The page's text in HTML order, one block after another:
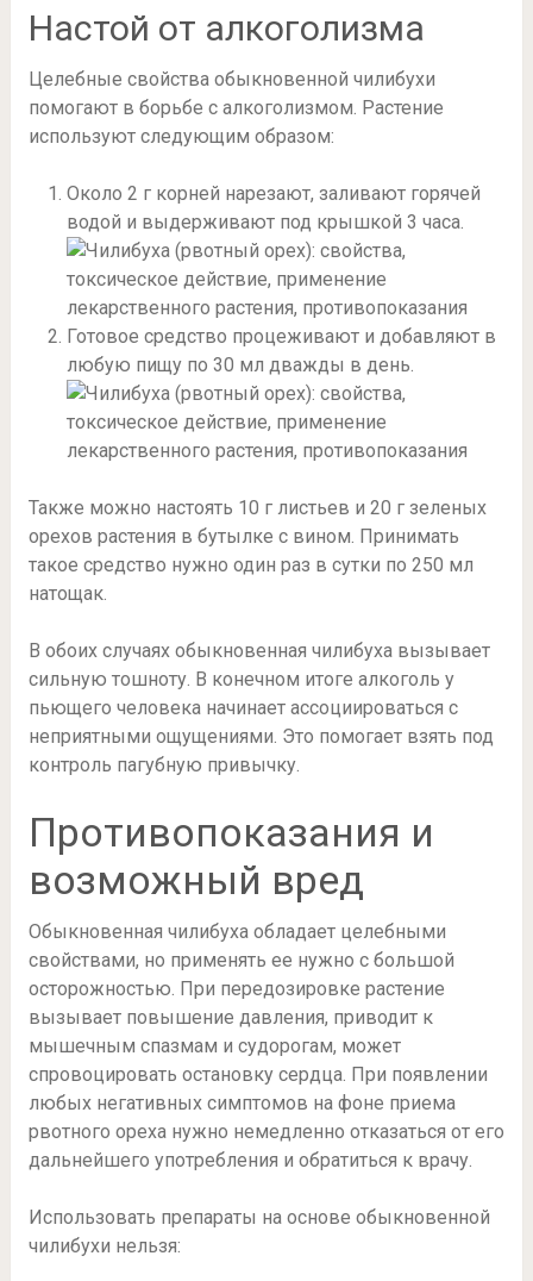
Настой от алкоголизма
Целебные свойства обыкновенной чилибухи
помогают в борьбе с алкоголизмом. Растение
используют следующим образом:
Около 2 г корней нарезают, заливают горячей
водой и выдерживают под крышкой 3 часа.
Готовое средство процеживают и добавляют в
любую пищу по 30 мл дважды в день.
Также можно настоять 10 г листьев и 20 г зеленых
орехов растения в бутылке с вином. Принимать
такое средство нужно один раз в сутки по 250 мл
натощак.
В обоих случаях обыкновенная чилибуха вызывает
сильную тошноту. В конечном итоге алкоголь у
пьющего человека начинает ассоциироваться с
неприятными ощущениями. Это помогает взять под
контроль пагубную привычку.
Противопоказания и
возможный вред
Обыкновенная чилибуха обладает целебными
свойствами, но применять ее нужно с большой
осторожностью. При передозировке растение
вызывает повышение давления, приводит к
мышечным спазмам и судорогам, может
спровоцировать остановку сердца. При появлении
любых негативных симптомов на фоне приема
рвотного ореха нужно немедленно отказаться от его
дальнейшего употребления и обратиться к врачу.
Использовать препараты на основе обыкновенной
чилибухи нельзя: